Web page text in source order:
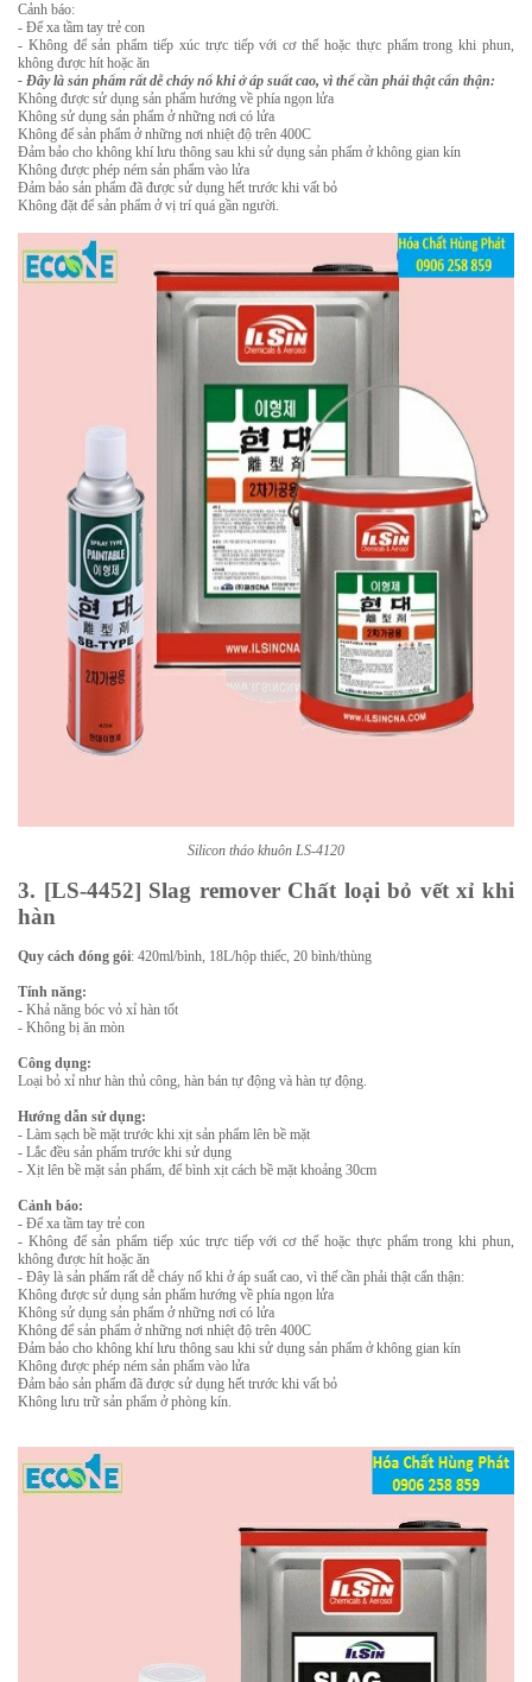
Cảnh báo:
- Để xa tầm tay trẻ con
- Không để sản phẩm tiếp xúc trực tiếp với cơ thể hoặc thực phẩm trong khi phun,
không được hít hoặc ăn
- Đây là sản phẩm rất dễ cháy nổ khi ở áp suất cao, vì thế cần phải thật cẩn thận:
Không được sử dụng sản phẩm hướng về phía ngọn lửa
Không sử dụng sản phẩm ở những nơi có lửa
Không để sản phẩm ở những nơi nhiệt độ trên 400C
Đảm bảo cho không khí lưu thông sau khi sử dụng sản phẩm ở không gian kín
Không được phép ném sản phẩm vào lửa
Đảm bảo sản phẩm đã được sử dụng hết trước khi vất bỏ
Không đặt để sản phẩm ở vị trí quá gần người.
Silicon tháo khuôn LS-4120
3. [LS-4452] Slag remover Chất loại bỏ vết xỉ khi
hàn
Quy cách đóng gói: 420ml/bình, 18L/hộp thiếc, 20 bình/thùng
Tính năng:
- Khả năng bóc vỏ xỉ hàn tốt
- Không bị ăn mòn
Công dụng:
Loại bỏ xỉ như hàn thủ công, hàn bán tự động và hàn tự động.
Hướng dẫn sử dụng:
- Làm sạch bề mặt trước khi xịt sản phẩm lên bề mặt
- Lắc đều sản phẩm trước khi sử dụng
- Xịt lên bề mặt sản phẩm, để bình xịt cách bề mặt khoảng 30cm
Cảnh báo:
- Để xa tầm tay trẻ con
- Không để sản phẩm tiếp xúc trực tiếp với cơ thể hoặc thực phẩm trong khi phun,
không được hít hoặc ăn
- Đây là sản phẩm rất dễ cháy nổ khi ở áp suất cao, vì thế cần phải thật cẩn thận:
Không được sử dụng sản phẩm hướng về phía ngọn lửa
Không sử dụng sản phẩm ở những nơi có lửa
Không để sản phẩm ở những nơi nhiệt độ trên 400C
Đảm bảo cho không khí lưu thông sau khi sử dụng sản phẩm ở không gian kín
Không được phép ném sản phẩm vào lửa
Đảm bảo sản phẩm đã được sử dụng hết trước khi vất bỏ
Không lưu trữ sản phẩm ở phòng kín.